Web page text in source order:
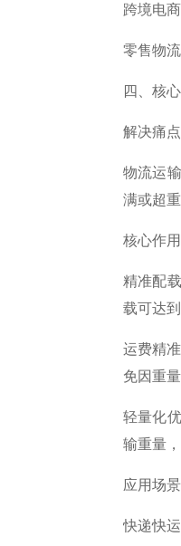
跨境电
零售物
四、核
解决痛
物流运
满或超
核心作
精准配
载可达
运费精
免因重
轻量化
输重量
应用场
快递快